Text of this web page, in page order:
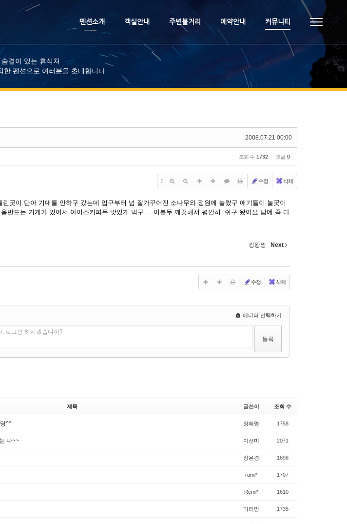
메뉴 건너뛰기
펜션소개
객실안내 주변볼거리 예약안내 커뮤니티
결이 있는 휴식처
한 펜션으로 여러분을 초대합니다.
2008.07.21 00:00
조회 수 1732 댓글 0
? 수정 삭제
곳이 만아 기대를 안하구 갔는데 입구부터 넘 잘가꾸어진 소나무와 정원에 놀랐구 애기들이 놀곳이
만드는 기계가 있어서 아이스커피두 맛있게 먹구.....이불두 깨끗해서 평안히 쉬구 왔어요 담에 꼭 다
킹왕짱 Next
수정 삭제
에디터 선택하기
. 로그인 하시겠습니까?
제목 글쓴이 조회 수
^^ 장혜령 1758
나~~ 이선미 2071
장은경 1698
romi* 1707
Remi* 1610
마리맘 1735